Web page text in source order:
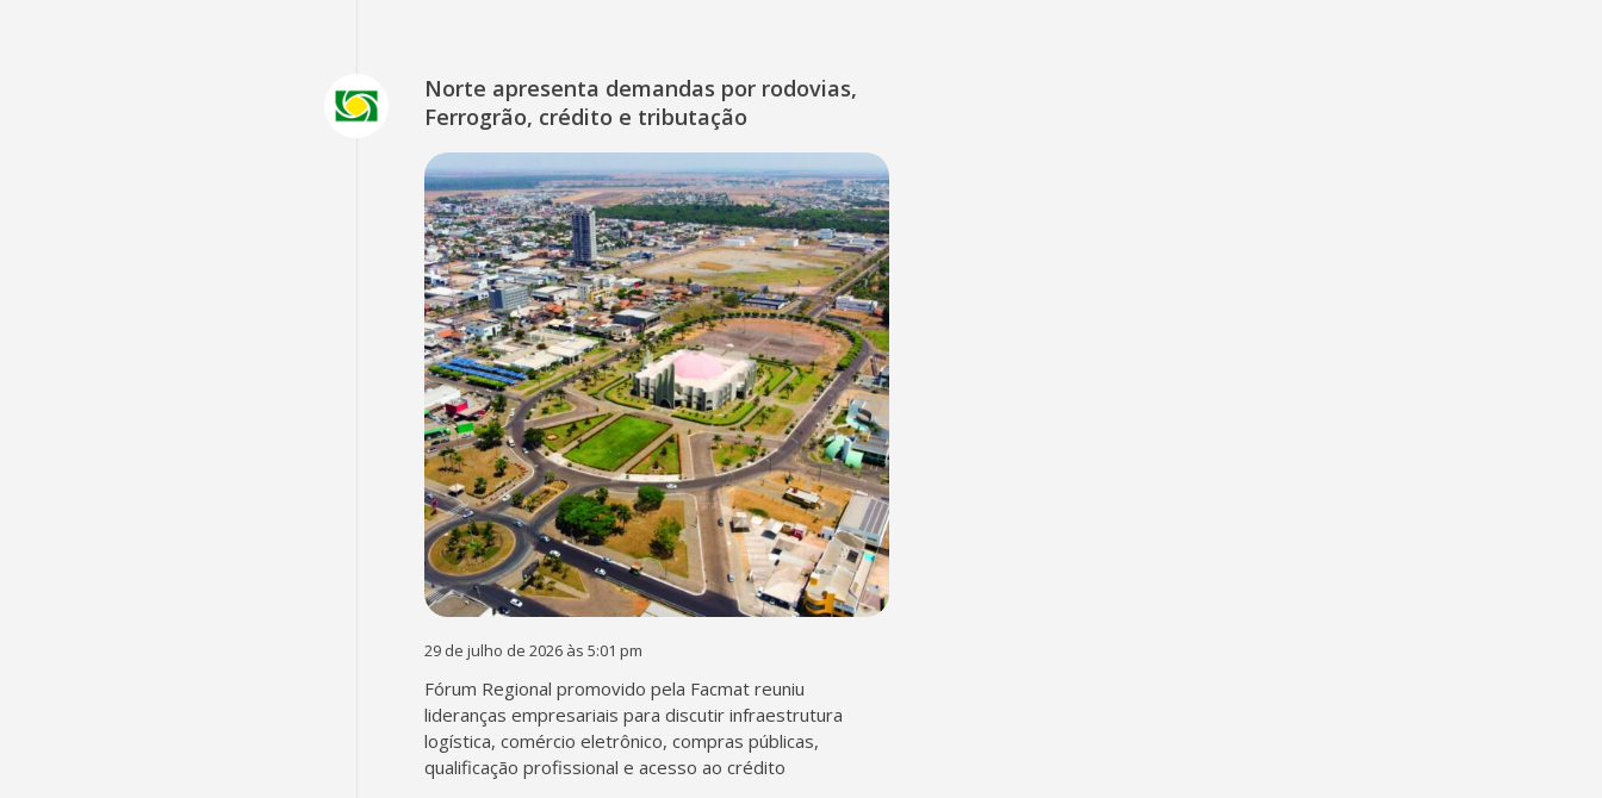
Norte apresenta demandas por rodovias,
Ferrogrão, crédito e tributação
29 de julho de 2026 às 5:01 pm
Fórum Regional promovido pela Facmat reuniu
lideranças empresariais para discutir infraestrutura
logística, comércio eletrônico, compras públicas,
qualificação profissional e acesso ao crédito